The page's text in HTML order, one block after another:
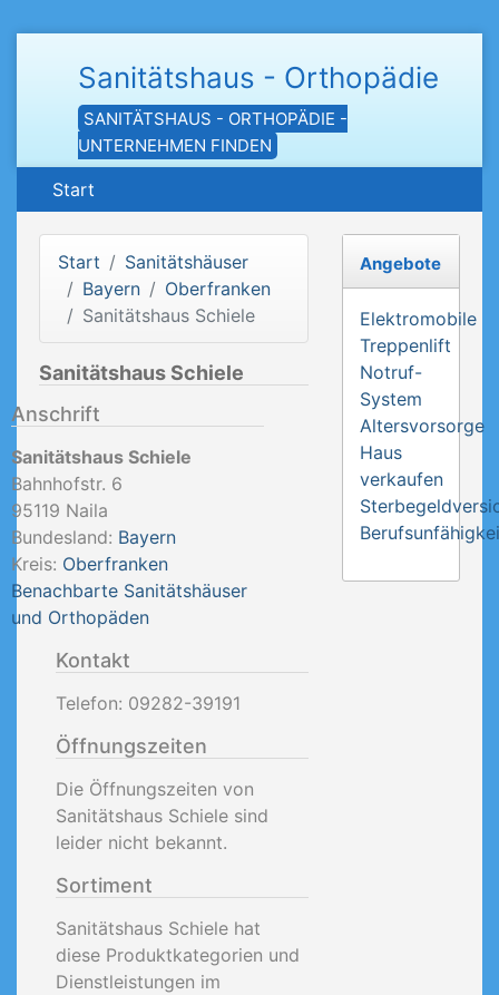
Sanitätshaus - Orthopädie
SANITÄTSHAUS - ORTHOPÄDIE -
UNTERNEHMEN FINDEN
Start
Start
Sanitätshäuser
Bayern
Oberfranken
Sanitätshaus Schiele
Sanitätshaus Schiele
Anschrift
Sanitätshaus Schiele
Bahnhofstr. 6
95119 Naila
Bundesland: Bayern
Kreis: Oberfranken
Benachbarte Sanitätshäuser
und Orthopäden
Kontakt
Telefon: 09282-39191
Öffnungszeiten
Die Öffnungszeiten von
Sanitätshaus Schiele sind
leider nicht bekannt.
Sortiment
Sanitätshaus Schiele hat
diese Produktkategorien und
Dienstleistungen im
Angebote
Elektromobile
Treppenlift
Notruf-
System
Altersvorsorge
Haus
verkaufen